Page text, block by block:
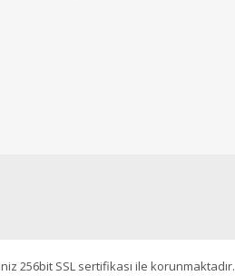
256bit SSL sertifikası ile korunmaktadır.